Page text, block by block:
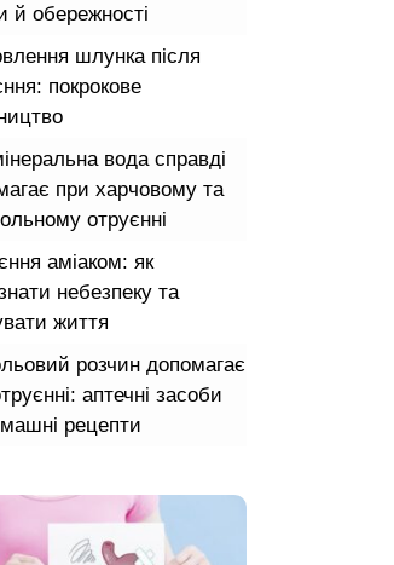
й обережності
шлунка після
покрокове
вода справді
при харчовому та
отруєнні
аміаком: як
небезпеку та
життя
розчин допомагає
аптечні засоби
рецепти